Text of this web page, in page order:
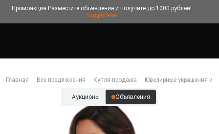
Промоакция Разместите объявление и получите до 1000 рублей!
Подробнее
Главная Все предложения Купля-продажа Ювелирные украшения и
Аукционы Объявления